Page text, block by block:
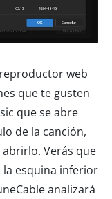
web
que te gusten
que se abre
de la canción,
Verás que
la esquina inferior
analizará